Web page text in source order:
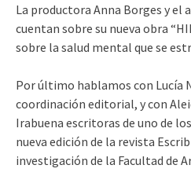
La productora Anna Borges y el
cuentan sobre su nueva obra
sobre la salud mental que se
Por último hablamos con Lucía
coordinación editorial, y con
Irabuena escritoras de uno de
nueva edición de la revista
investigación de la Facultad de